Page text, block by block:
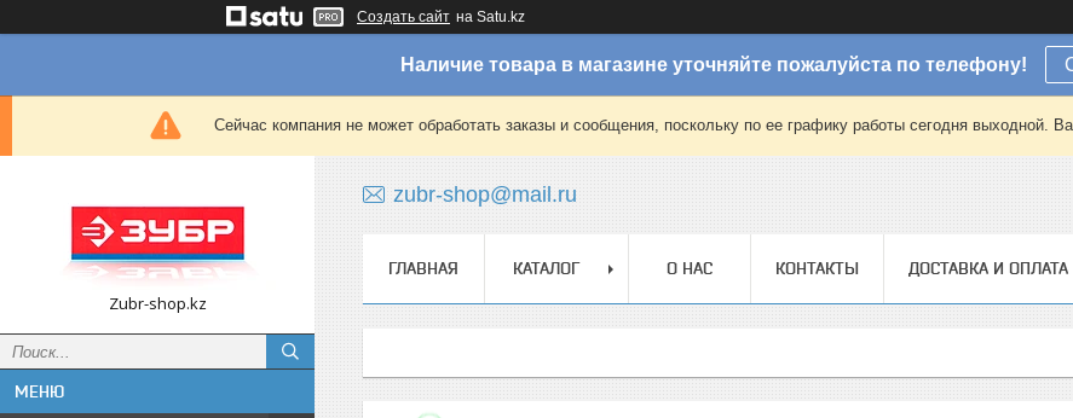
Создать сайт на Satu.kz
Наличие товара в магазине уточняйте пожалуйста по телефону!
Сейчас компания не может обработать заказы и сообщения, поскольку по ее графику работы сегодня выходной.
Zubr-shop.kz
zubr-shop@mail.ru
ГЛАВНАЯ КАТАЛОГ О НАС КОНТАКТЫ ДОСТАВКА И ОПЛАТА